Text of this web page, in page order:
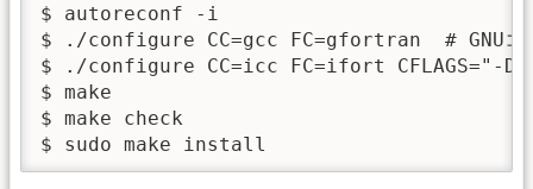
$ autoreconf -i
$ ./configure CC=gcc FC=gfortran  # GNUコン
$ ./configure CC=icc FC=ifort CFLAGS="-
$ make
$ make check
$ sudo make install